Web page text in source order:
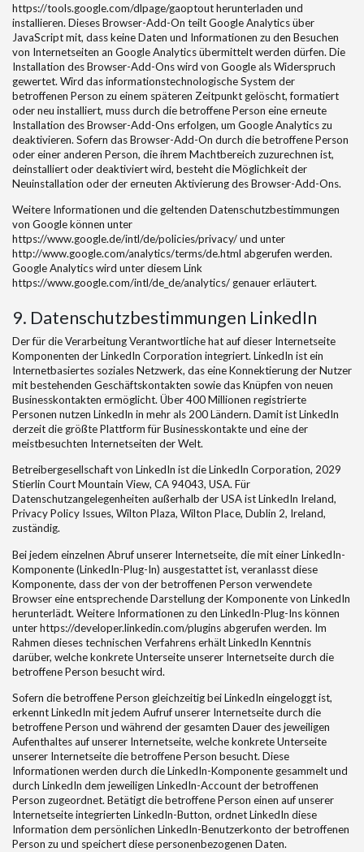
https://tools.google.com/dlpage/gaoptout herunterladen und
installieren. Dieses Browser-Add-On teilt Google Analytics über
JavaScript mit, dass keine Daten und Informationen zu den Besuchen
von Internetseiten an Google Analytics übermittelt werden dürfen. Die
Installation des Browser-Add-Ons wird von Google als Widerspruch
gewertet. Wird das informationstechnologische System der
betroffenen Person zu einem späteren Zeitpunkt gelöscht, formatiert
oder neu installiert, muss durch die betroffene Person eine erneute
Installation des Browser-Add-Ons erfolgen, um Google Analytics zu
deaktivieren. Sofern das Browser-Add-On durch die betroffene Person
oder einer anderen Person, die ihrem Machtbereich zuzurechnen ist,
deinstalliert oder deaktiviert wird, besteht die Möglichkeit der
Neuinstallation oder der erneuten Aktivierung des Browser-Add-Ons.
Weitere Informationen und die geltenden Datenschutzbestimmungen
von Google können unter
https://www.google.de/intl/de/policies/privacy/ und unter
http://www.google.com/analytics/terms/de.html abgerufen werden.
Google Analytics wird unter diesem Link
https://www.google.com/intl/de_de/analytics/ genauer erläutert.
9. Datenschutzbestimmungen LinkedIn
Der für die Verarbeitung Verantwortliche hat auf dieser Internetseite
Komponenten der LinkedIn Corporation integriert. LinkedIn ist ein
Internetbasiertes soziales Netzwerk, das eine Konnektierung der Nutzer
mit bestehenden Geschäftskontakten sowie das Knüpfen von neuen
Businesskontakten ermöglicht. Über 400 Millionen registrierte
Personen nutzen LinkedIn in mehr als 200 Ländern. Damit ist LinkedIn
derzeit die größte Plattform für Businesskontakte und eine der
meistbesuchten Internetseiten der Welt.
Betreibergesellschaft von LinkedIn ist die LinkedIn Corporation, 2029
Stierlin Court Mountain View, CA 94043, USA. Für
Datenschutzangelegenheiten außerhalb der USA ist LinkedIn Ireland,
Privacy Policy Issues, Wilton Plaza, Wilton Place, Dublin 2, Ireland,
zuständig.
Bei jedem einzelnen Abruf unserer Internetseite, die mit einer LinkedIn-
Komponente (LinkedIn-Plug-In) ausgestattet ist, veranlasst diese
Komponente, dass der von der betroffenen Person verwendete
Browser eine entsprechende Darstellung der Komponente von LinkedIn
herunterlädt. Weitere Informationen zu den LinkedIn-Plug-Ins können
unter https://developer.linkedin.com/plugins abgerufen werden. Im
Rahmen dieses technischen Verfahrens erhält LinkedIn Kenntnis
darüber, welche konkrete Unterseite unserer Internetseite durch die
betroffene Person besucht wird.
Sofern die betroffene Person gleichzeitig bei LinkedIn eingeloggt ist,
erkennt LinkedIn mit jedem Aufruf unserer Internetseite durch die
betroffene Person und während der gesamten Dauer des jeweiligen
Aufenthaltes auf unserer Internetseite, welche konkrete Unterseite
unserer Internetseite die betroffene Person besucht. Diese
Informationen werden durch die LinkedIn-Komponente gesammelt und
durch LinkedIn dem jeweiligen LinkedIn-Account der betroffenen
Person zugeordnet. Betätigt die betroffene Person einen auf unserer
Internetseite integrierten LinkedIn-Button, ordnet LinkedIn diese
Information dem persönlichen LinkedIn-Benutzerkonto der betroffenen
Person zu und speichert diese personenbezogenen Daten.